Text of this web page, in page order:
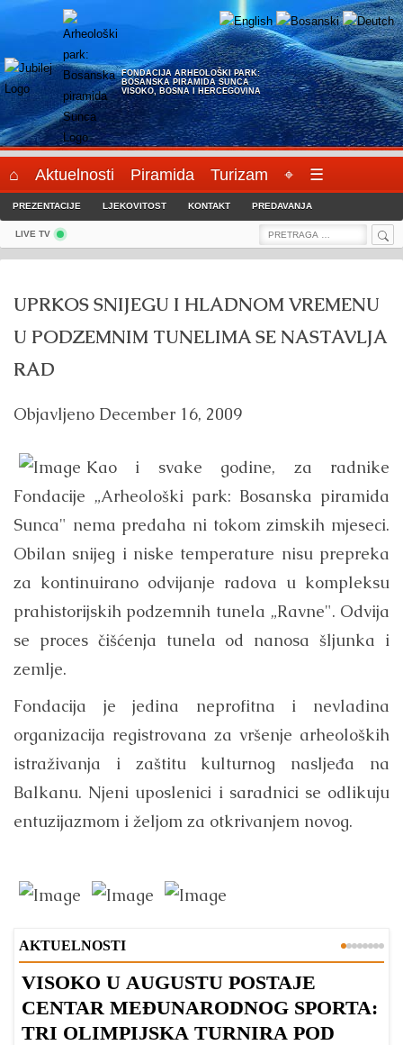
FONDACIJA ARHEOLOŠKI PARK:
BOSANSKA PIRAMIDA SUNCA
VISOKO, BOSNA I HERCEGOVINA
⌂ Aktuelnosti Piramida Turizam ⌖ ☰
PREZENTACIJE LJEKOVITOST KONTAKT PREDAVANJA
LIVE TV
Search
UPRKOS SNIJEGU I HLADNOM VREMENU
U PODZEMNIM TUNELIMA SE NASTAVLJA
RAD
Objavljeno December 16, 2009
Kao i svake godine, za radnike
Fondacije „Arheološki park: Bosanska piramida
Sunca" nema predaha ni tokom zimskih mjeseci.
Obilan snijeg i niske temperature nisu prepreka
za kontinuirano odvijanje radova u kompleksu
prahistorijskih podzemnih tunela „Ravne". Odvija
se proces čišćenja tunela od nanosa šljunka i
zemlje.
Fondacija je jedina neprofitna i nevladina
organizacija registrovana za vršenje arheoloških
istraživanja i zaštitu kulturnog nasljeđa na
Balkanu. Njeni uposlenici i saradnici se odlikuju
entuzijazmom i željom za otkrivanjem novog.
AKTUELNOSTI
VISOKO U AUGUSTU POSTAJE
CENTAR MEĐUNARODNOG SPORTA:
TRI OLIMPIJSKA TURNIRA POD